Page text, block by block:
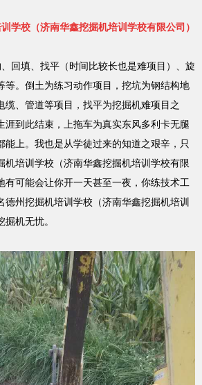
学校（济南华鑫挖掘机培训学校有限公司）
回填、找平（时间比较长也是难项目）、旋
等。倒土为练习动作项目，挖坑为钢结构地
缆、管道等项目，找平为挖掘机难项目之
涯到此结束，上拖车为真实东风多利卡无腿
能上。我也是从学徒过来的知道之艰辛，只
机培训学校（济南华鑫挖掘机培训学校有限
有可能会让你开一天甚至一夜，你练技术工
德州挖掘机培训学校 （济南华鑫挖掘机培训
掘机无忧。